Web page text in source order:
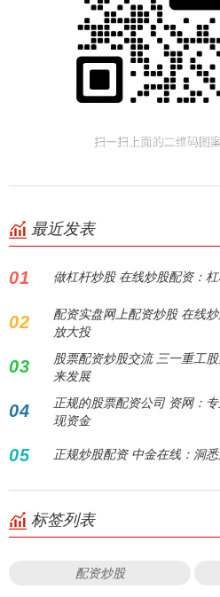
最近发表
01 做杠杆炒股 在线炒股配资：
02
配资实盘网上配资炒股 在线
放大投
03
股票配资炒股交流 三一重工
来发展
04
正规的股票配资公司 资网：
现资金
05 正规炒股配资 中金在线：洞
标签列表
配资炒股